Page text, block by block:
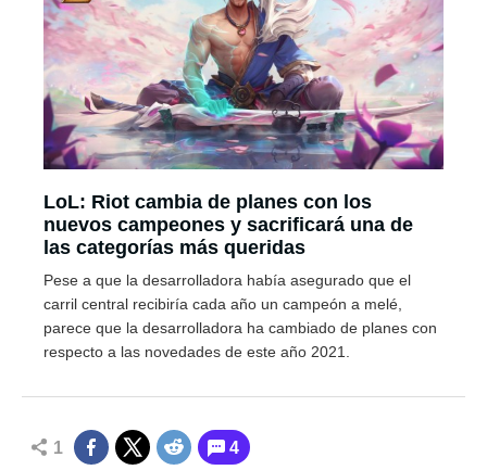
LoL: Riot cambia de planes con los
nuevos campeones y sacrificará una de
las categorías más queridas
Pese a que la desarrolladora había asegurado que el
carril central recibiría cada año un campeón a melé,
parece que la desarrolladora ha cambiado de planes con
respecto a las novedades de este año 2021.
1 4